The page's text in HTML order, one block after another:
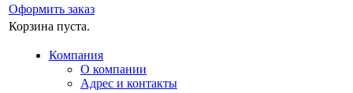
Оформить заказ
Корзина пуста.
Компания
О компании
Адрес и контакты